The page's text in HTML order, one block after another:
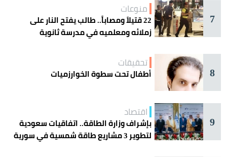
7
منوعات
22 قتيلاً ومصاباً.. طالب يفتح النار على
زملائه ومعلميه في مدرسة ثانوية
8
تحقيقات
أطفال تحت سطوة الخوارزميات
9
اقتصاد
بإشراف وزارة الطاقة.. اتفاقيات سعودية
لتطوير 3 مشاريع طاقة شمسية في سورية